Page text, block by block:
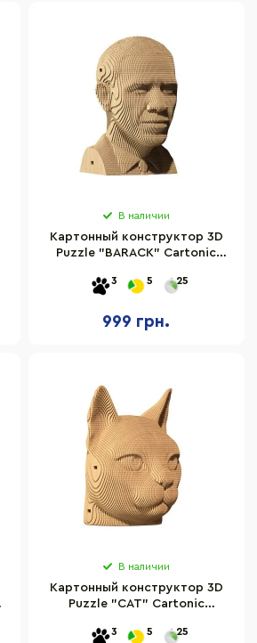
В наличии
Картонный конструктор 3D
Puzzle "BARACK" Cartonic
3 5 25
999 грн.
В наличии
Картонный конструктор 3D
Puzzle "CAT" Cartonic
3 5 25